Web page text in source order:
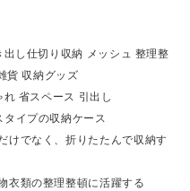
し仕切り収納 メッシュ 整理整
貨 収納グッズ
省スペース 引出し
イプの収納ケース
けでなく、折りたたんで収納す
衣類の整理整頓に活躍する